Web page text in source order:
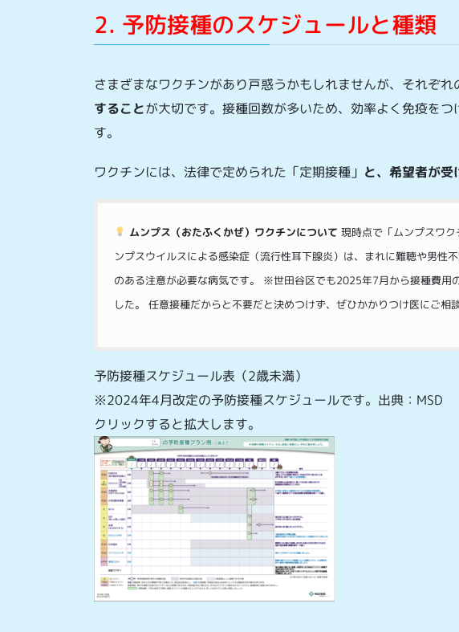
2. 予防接種のスケジュールと種類
さまざまなワクチンがあり戸惑うかもしれませんが、それぞれ
することが大切です。接種回数が多いため、効率よく免疫を
す。
ワクチンには、法律で定められた「定期接種」 と、希望者が受
ムンプス（おたふくかぜ）ワクチンについて 現時点で「ムンプスワ
ンプスウイルスによる感染症（流行性耳下腺炎）は、まれに難聴や男性
のある注意が必要な病気です。 ※世田谷区でも2025年7月から接種費用
した。 任意接種だからと不要だと決めつけず、ぜひかかりつけ医にご相
予防接種スケジュール表（2歳未満）
※2024年4月改定の予防接種スケジュールです。出典：MSD
クリックすると拡大します。